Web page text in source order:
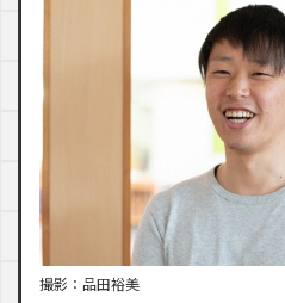
撮影：品田裕美